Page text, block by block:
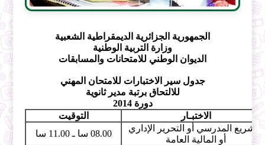
الجمهورية الجزائرية الديمقراطية الشعبية
وزارة التربية الوطنية
الديوان الوطني للامتحانات والمسابقات
جدول سير الاختبارات للامتحان المهني
للالتحاق برتبة مدير ثانوية
دورة 2014
الاختبـار
التوقيت
التشريع المدرسي أو التحرير الإداري
أو المالية العامة
08.00 سا ـ 11.00 سا